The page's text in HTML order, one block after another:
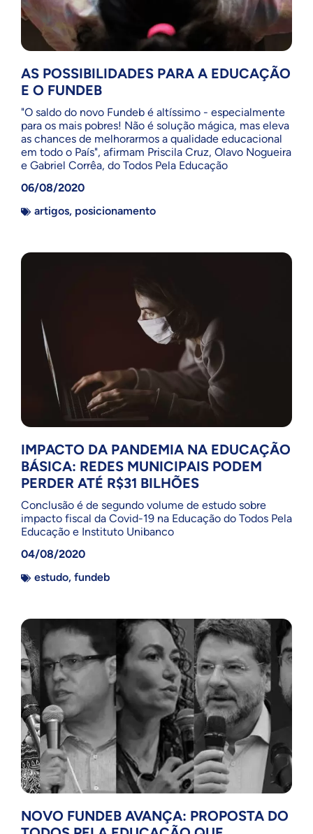
AS POSSIBILIDADES PARA A EDUCAÇÃO
E O FUNDEB
"O saldo do novo Fundeb é altíssimo - especialmente
para os mais pobres! Não é solução mágica, mas eleva
as chances de melhorarmos a qualidade educacional
em todo o País", afirmam Priscila Cruz, Olavo Nogueira
e Gabriel Corrêa, do Todos Pela Educação
06/08/2020
artigos, posicionamento
IMPACTO DA PANDEMIA NA EDUCAÇÃO
BÁSICA: REDES MUNICIPAIS PODEM
PERDER ATÉ R$31 BILHÕES
Conclusão é de segundo volume de estudo sobre
impacto fiscal da Covid-19 na Educação do Todos Pela
Educação e Instituto Unibanco
04/08/2020
estudo, fundeb
NOVO FUNDEB AVANÇA: PROPOSTA DO